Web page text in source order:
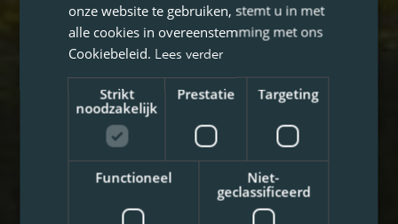
onze website te gebruiken, stemt u in met
alle cookies in overeenstemming met ons
Cookiebeleid. Lees verder
Strikt
noodzakelijk
Prestatie Targeting
Functioneel
Niet-
geclassificeerd